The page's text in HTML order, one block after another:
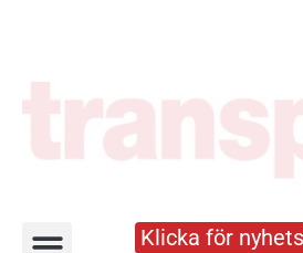
Klicka för